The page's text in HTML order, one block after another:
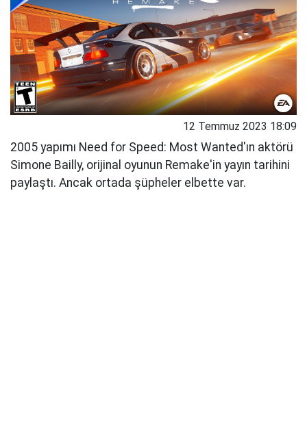
12 Temmuz 2023 18:09
2005 yapımı Need for Speed: Most Wanted'ın aktörü
Simone Bailly, orijinal oyunun Remake'in yayın tarihini
paylaştı. Ancak ortada şüpheler elbette var.